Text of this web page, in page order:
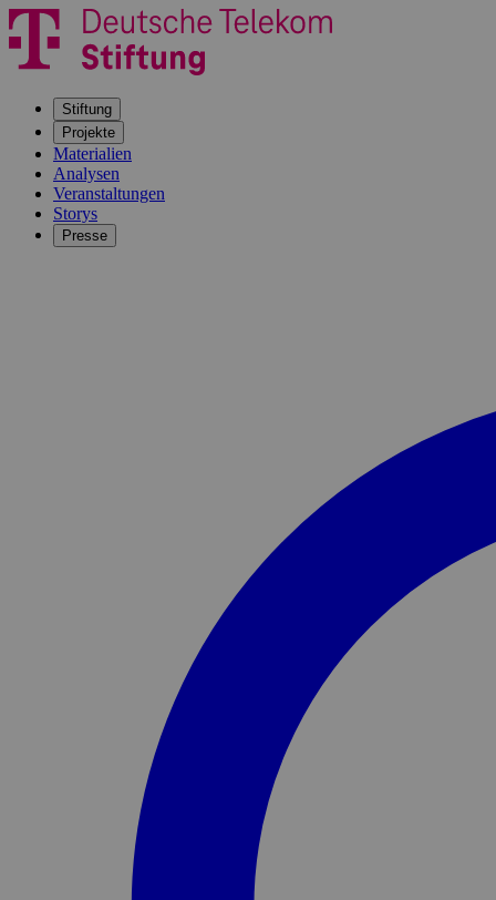
Stiftung
Projekte
Materialien
Analysen
Veranstaltungen
Storys
Presse